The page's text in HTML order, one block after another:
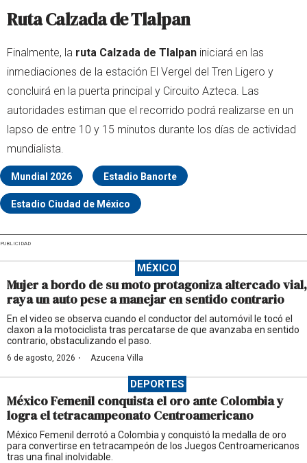
Ruta Calzada de Tlalpan
Finalmente, la ruta Calzada de Tlalpan iniciará en las
inmediaciones de la estación El Vergel del Tren Ligero y
concluirá en la puerta principal y Circuito Azteca. Las
autoridades estiman que el recorrido podrá realizarse en un
lapso de entre 10 y 15 minutos durante los días de actividad
mundialista.
Mundial 2026 Estadio Banorte
Estadio Ciudad de México
PUBLICIDAD
MÉXICO
Mujer a bordo de su moto protagoniza altercado vial,
raya un auto pese a manejar en sentido contrario
En el video se observa cuando el conductor del automóvil le tocó el
claxon a la motociclista tras percatarse de que avanzaba en sentido
contrario, obstaculizando el paso.
6 de agosto, 2026 · Azucena Villa
DEPORTES
México Femenil conquista el oro ante Colombia y
logra el tetracampeonato Centroamericano
México Femenil derrotó a Colombia y conquistó la medalla de oro
para convertirse en tetracampeón de los Juegos Centroamericanos
tras una final inolvidable.